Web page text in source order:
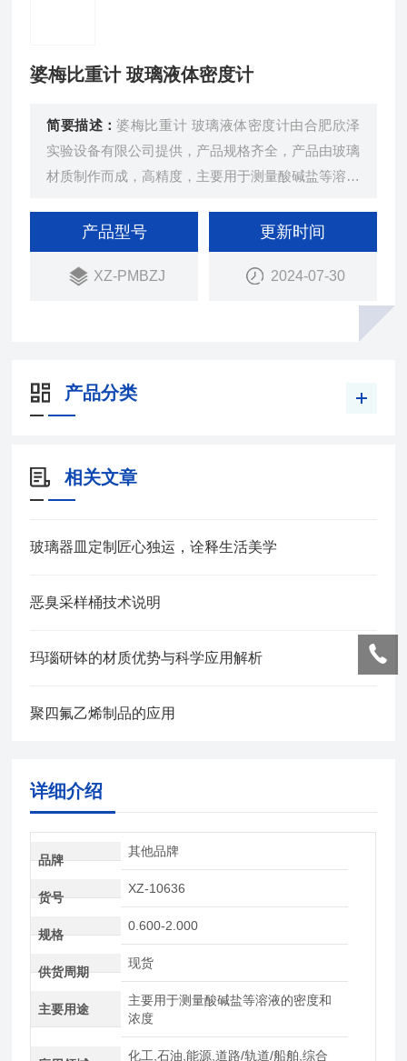
婆梅比重计 玻璃液体密度计
简要描述：婆梅比重计 玻璃液体密度计由合肥欣泽
实验设备有限公司提供，产品规格齐全，产品由玻璃
材质制作而成，高精度，主要用于测量酸碱盐等溶液
产品型号
XZ-PMBZJ
更新时间
2024-07-30
产品分类
相关文章
玻璃器皿定制匠心独运，诠释生活美学
恶臭采样桶技术说明
玛瑙研钵的材质优势与科学应用解析
聚四氟乙烯制品的应用
详细介绍
品牌
其他品牌
货号
XZ-10636
规格
0.600-2.000
供货周期
现货
主要用途
主要用于测量酸碱盐等溶液的密度和
浓度
化工,石油,能源,道路/轨道/船舶,综合